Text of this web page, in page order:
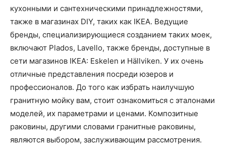
кухонными и сантехническими принадлежностями,
также в магазинах DIY, таких как IKEA. Ведущие
бренды, специализирующиеся созданием таких моек,
включают Plados, Lavello, также бренды, доступные в
сети магазинов IKEA: Eskelen и Hällviken. У их очень
отличные представления посреди юзеров и
профессионалов. До того как избрать наилучшую
гранитную мойку вам, стоит ознакомиться с эталонами
моделей, их параметрами и ценами. Композитные
раковины, другими словами гранитные раковины,
являются выбором, заслуживающим рассмотрения.